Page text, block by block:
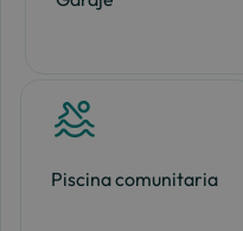
Piscina comunitaria